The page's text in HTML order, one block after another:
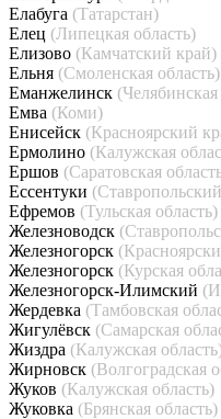
Елабуга (Татарстан)
Елец (Липецкая область)
Елизово (Камчатский край)
Ельня (Смоленская область)
Еманжелинск (Челябинская
Емва (Коми)
Енисейск (Красноярский
Ермолино (Калужская
Ершов (Саратовская
Ессентуки
Ефремов (Тульская область)
Железноводск
Железногорск
Железногорск (Курская
Железногорск-Илимский
Жердевка (Тамбовская
Жигулёвск (Самарская
Жиздра (Калужская
Жирновск (Волгоградская
Жуков (Калужская область)
Жуковка (Брянская область)